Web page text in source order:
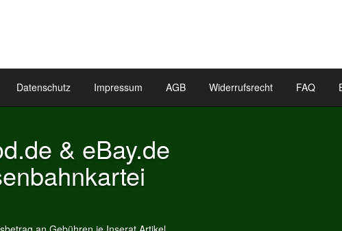
Datenschutz Impressum AGB Widerrufsrecht FAQ
Inserate
Inserate als Widget auf Ihrer